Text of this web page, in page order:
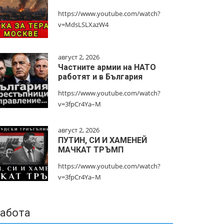
https://www.youtube.com/watch?
v=MdsLSLXazW4
август 2, 2026
Частните армии на НАТО
работят и в България
https://www.youtube.com/watch?
v=3fpCr4Ya–M
август 2, 2026
ПУТИН, СИ И ХАМЕНЕЙ
МАЧКАТ ТРЪМП
https://www.youtube.com/watch?
v=3fpCr4Ya–M